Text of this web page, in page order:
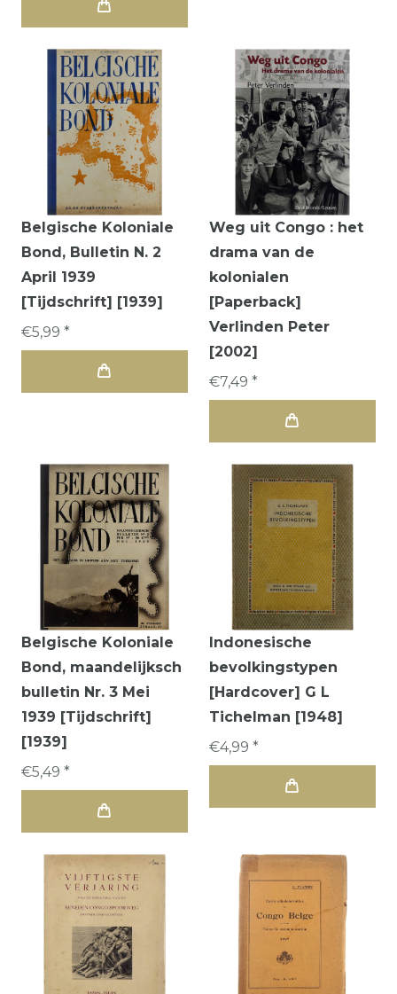
Belgische Koloniale
Bond, Bulletin N. 2
April 1939
[Tijdschrift] [1939]
€5,99 *
Weg uit Congo : het
drama van de
kolonialen
[Paperback]
Verlinden Peter
[2002]
€7,49 *
Belgische Koloniale
Bond, maandelijksch
bulletin Nr. 3 Mei
1939 [Tijdschrift]
[1939]
€5,49 *
Indonesische
bevolkingstypen
[Hardcover] G L
Tichelman [1948]
€4,99 *